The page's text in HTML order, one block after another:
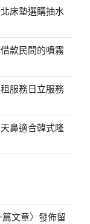
床墊選購抽水
款民間的噴霧
服務日立服務
鼻適合韓式隆
文章〉發佈留